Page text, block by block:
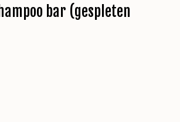
bar (gespleten